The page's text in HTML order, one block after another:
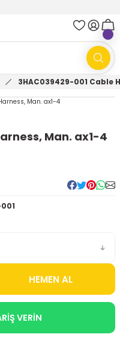
Kaynağı Robotları
Robotları
Kaynağı Robotları
Robotları
3HAC039429-001 Cable
Man. ax1-4
HEMEN AL
VERİN